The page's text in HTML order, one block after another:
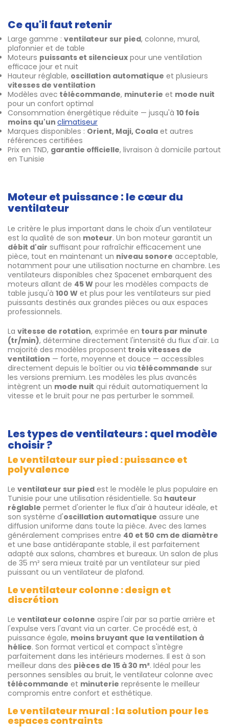
Ce qu'il faut retenir
Large gamme : ventilateur sur pied, colonne, mural,
plafonnier et de table
Moteurs puissants et silencieux pour une ventilation
efficace jour et nuit
Hauteur réglable, oscillation automatique et plusieurs
vitesses de ventilation
Modèles avec télécommande, minuterie et mode nuit
pour un confort optimal
Consommation énergétique réduite — jusqu'à 10 fois
moins qu'un climatiseur
Marques disponibles : Orient, Maji, Coala et autres
références certifiées
Prix en TND, garantie officielle, livraison à domicile partout
en Tunisie
Moteur et puissance : le cœur du
ventilateur
Le critère le plus important dans le choix d'un ventilateur
est la qualité de son moteur. Un bon moteur garantit un
débit d'air suffisant pour rafraîchir efficacement une
pièce, tout en maintenant un niveau sonore acceptable,
notamment pour une utilisation nocturne en chambre. Les
ventilateurs disponibles chez Spacenet embarquent des
moteurs allant de 45 W pour les modèles compacts de
table jusqu'à 100 W et plus pour les ventilateurs sur pied
puissants destinés aux grandes pièces ou aux espaces
professionnels.
La vitesse de rotation, exprimée en tours par minute
(tr/min), détermine directement l'intensité du flux d'air. La
majorité des modèles proposent trois vitesses de
ventilation — forte, moyenne et douce — accessibles
directement depuis le boîtier ou via télécommande sur
les versions premium. Les modèles les plus avancés
intègrent un mode nuit qui réduit automatiquement la
vitesse et le bruit pour ne pas perturber le sommeil.
Les types de ventilateurs : quel modèle
choisir ?
Le ventilateur sur pied : puissance et
polyvalence
Le ventilateur sur pied est le modèle le plus populaire en
Tunisie pour une utilisation résidentielle. Sa hauteur
réglable permet d'orienter le flux d'air à hauteur idéale, et
son système d'oscillation automatique assure une
diffusion uniforme dans toute la pièce. Avec des lames
généralement comprises entre 40 et 50 cm de diamètre
et une base antidérapante stable, il est parfaitement
adapté aux salons, chambres et bureaux. Un salon de plus
de 35 m² sera mieux traité par un ventilateur sur pied
puissant ou un ventilateur de plafond.
Le ventilateur colonne : design et
discrétion
Le ventilateur colonne aspire l'air par sa partie arrière et
l'expulse vers l'avant via un carter. Ce procédé est, à
puissance égale, moins bruyant que la ventilation à
hélice. Son format vertical et compact s'intègre
parfaitement dans les intérieurs modernes. Il est à son
meilleur dans des pièces de 15 à 30 m². Idéal pour les
personnes sensibles au bruit, le ventilateur colonne avec
télécommande et minuterie représente le meilleur
compromis entre confort et esthétique.
Le ventilateur mural : la solution pour les
espaces contraints